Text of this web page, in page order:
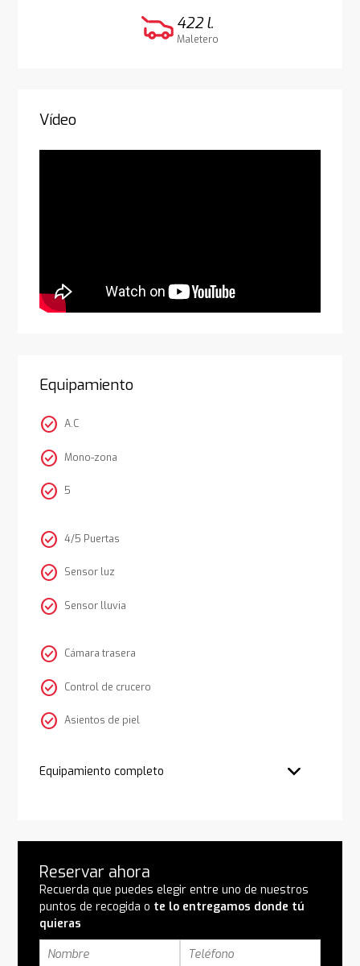
422 l.
Maletero
Vídeo
Equipamiento
check_circle A.C
check_circle Mono-zona
check_circle 5
check_circle 4/5 Puertas
check_circle Sensor luz
check_circle Sensor lluvia
check_circle Cámara trasera
check_circle Control de crucero
check_circle Asientos de piel
Equipamiento completo
Reservar ahora
Recuerda que puedes elegir entre uno de nuestros
puntos de recogida o te lo entregamos donde tú
quieras